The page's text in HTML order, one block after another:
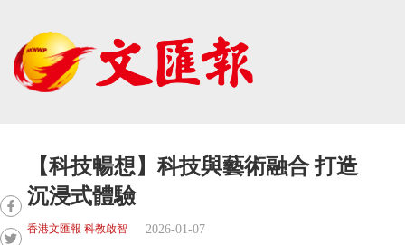
【科技暢想】科技與藝術融合 打造
沉浸式體驗
香港文匯報 科教啟智 2026-01-07